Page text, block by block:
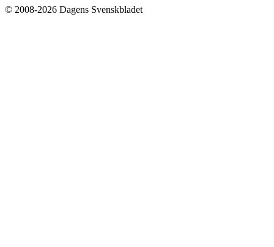
© 2008-2026 Dagens Svenskbladet